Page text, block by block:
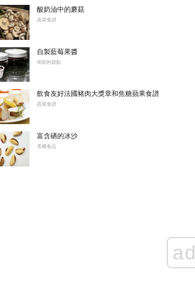
酸奶油中的蘑菇
蔬菜食譜
自製藍莓果醬
南部的甜點
飲食友好法國豬肉大獎章和焦糖蘋果食譜
蔬菜食譜
富含硒的冰沙
美國食品
ad